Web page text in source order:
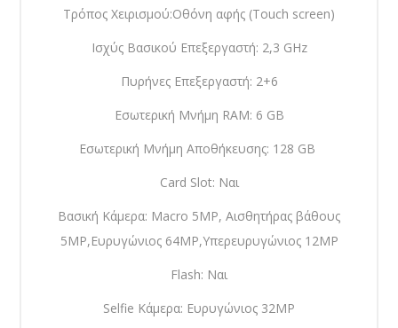
Τρόπος Χειρισμού:Οθόνη αφής (Touch screen)
Ισχύς Βασικού Επεξεργαστή: 2,3 GHz
Πυρήνες Επεξεργαστή: 2+6
Εσωτερική Μνήμη RAM: 6 GB
Εσωτερική Μνήμη Αποθήκευσης: 128 GB
Card Slot: Ναι
Βασική Κάμερα: Macro 5MP, Αισθητήρας βάθους
5MP,Ευρυγώνιος 64MP,Υπερευρυγώνιος 12MP
Flash: Ναι
Selfie Κάμερα: Ευρυγώνιος 32MP